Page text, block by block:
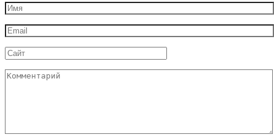
Имя
*
Email
*
Сайт
Комментарий